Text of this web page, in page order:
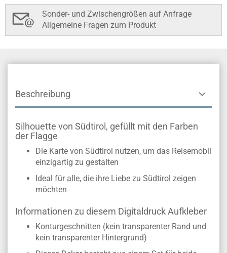
Sonder- und Zwischengrößen auf Anfrage
Allgemeine Fragen zum Produkt
Beschreibung
Silhouette von Südtirol, gefüllt mit den Farben
der Flagge
Die Karte von Südtirol nutzen, um das Reisemobil
einzigartig zu gestalten
Ideal für alle, die ihre Liebe zu Südtirol zeigen
möchten
Informationen zu diesem Digitaldruck Aufkleber
Konturgeschnitten (kein transparenter Rand und
kein transparenter Hintergrund)